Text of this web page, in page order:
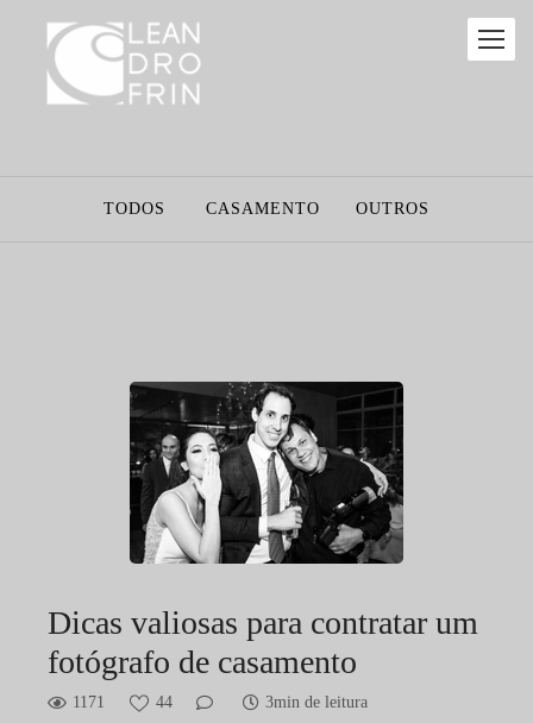
TODOS CASAMENTO OUTROS
Dicas valiosas para contratar um
fotógrafo de casamento
1171 44 3min de leitura